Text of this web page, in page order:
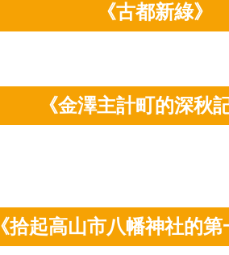
《古都新綠》
《金澤主計町的深秋
《拾起高山市八幡神社的